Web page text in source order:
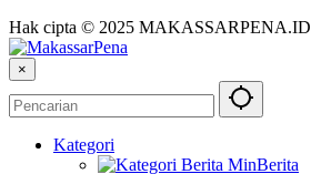
Hak cipta © 2025 MAKASSARPENA.ID
×
Kategori
Berita